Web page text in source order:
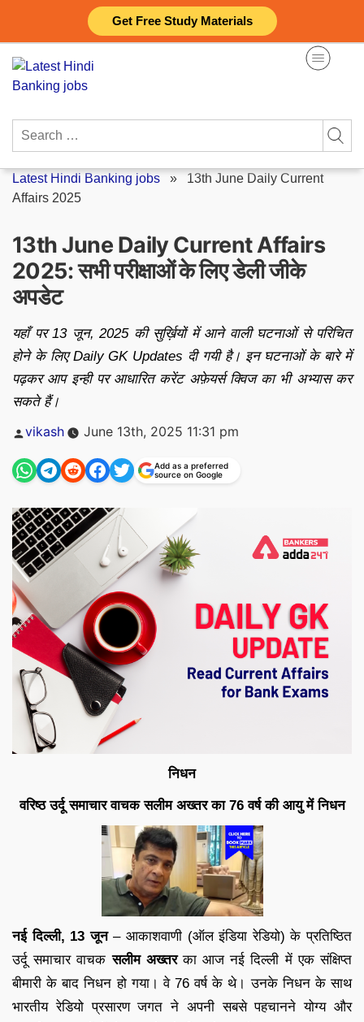
Get Free Study Materials
content
Search
Latest Hindi Banking jobs » 13th June Daily Current
Affairs 2025
13th June Daily Current Affairs
2025: सभी परीक्षाओं के लिए डेली जीके
अपडेट
यहाँ पर 13 जून, 2025 की सुर्ख़ियों में आने वाली घटनाओं से परिचित
होने के लिए Daily GK Updates दी गयी है। इन घटनाओं के बारे में
पढ़कर आप इन्ही पर आधारित करेंट अफ़ेयर्स क्विज का भी अभ्यास कर
सकते हैं।
Posted
vikash June 13th, 2025 11:31 pm
Add as a preferred
source on Google
निधन
वरिष्ठ उर्दू समाचार वाचक सलीम अख्तर का 76 वर्ष की आयु में निधन
नई दिल्ली, 13 जून– आकाशवाणी (ऑल इंडिया रेडियो) के प्रतिष्ठित
उर्दू समाचार वाचकसलीम अख्तरका आज नई दिल्ली में एक संक्षिप्त
बीमारी के बाद निधन हो गया। वे 76 वर्ष के थे। उनके निधन के साथ
भारतीय रेडियो प्रसारण जगत ने अपनी सबसे पहचानने योग्य और